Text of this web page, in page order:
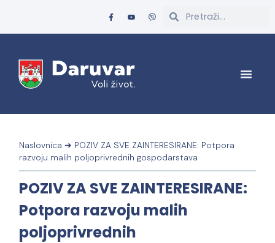
Naslovnica ➜ POZIV ZA SVE ZAINTERESIRANE: Potpora
razvoju malih poljoprivrednih gospodarstava
POZIV ZA SVE ZAINTERESIRANE:
Potpora razvoju malih
poljoprivrednih